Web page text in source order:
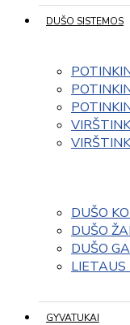
DUŠO SISTEMOS
DUŠO
DUŠO
DUŠO
LIETAUS
GYVATUKAI